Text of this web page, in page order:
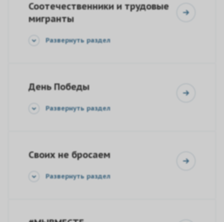
Соотечественники и трудовые
мигранты
Развернуть раздел
День Победы
Развернуть раздел
Своих не бросаем
Развернуть раздел